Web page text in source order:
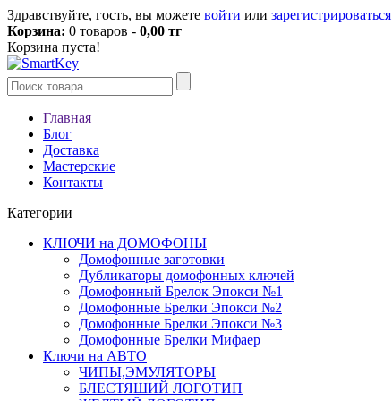
Здравствуйте, гость, вы можете войти или зарегистрироваться
Корзина: 0 товаров - 0,00 тг
Корзина пуста!
Главная
Блог
Доставка
Мастерские
Контакты
Категории
КЛЮЧИ на ДОМОФОНЫ
Домофонные заготовки
Дубликаторы домофонных ключей
Домофонный Брелок Эпокси №1
Домофонные Брелки Эпокси №2
Домофонные Брелки Эпокси №3
Домофонные Брелки Мифаер
Ключи на АВТО
ЧИПЫ,ЭМУЛЯТОРЫ
БЛЕСТЯШИЙ ЛОГОТИП